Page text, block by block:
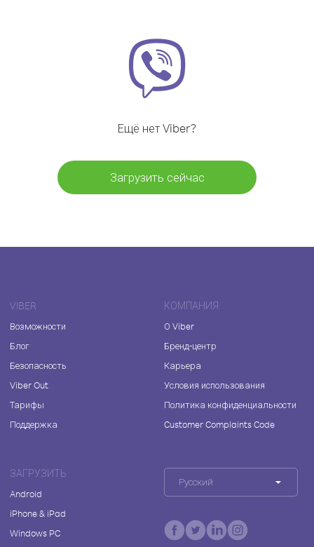
Ещё нет Viber?
Загрузить сейчас
VIBER
Возможности
Блог
Безопасность
Viber Out
Тарифы
Поддержка
КОМПАНИЯ
О Viber
Бренд-центр
Карьера
Условия использования
Политика конфиденциальности
Customer Complaints Code
ЗАГРУЗИТЬ
Android
iPhone & iPad
Windows PC
Русский